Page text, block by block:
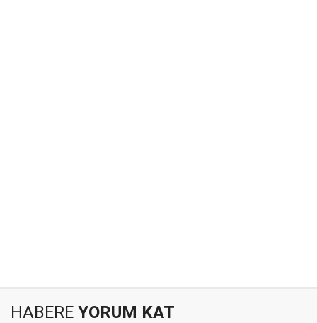
HABERE YORUM KAT